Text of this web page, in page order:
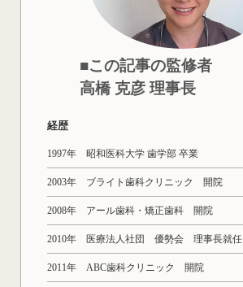
■この記事の監修者
高橋 克彦 理事長
経歴
1997年 昭和医科大学 歯学部 卒業
2003年 ブライト歯科クリニック 開院
2008年 アール歯科・矯正歯科 開院
2010年 医療法人社団 優勢会 理事長就任
2011年 ABC歯科クリニック 開院